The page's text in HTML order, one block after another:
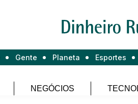
Gente Planeta Esportes
NEGÓCIOS